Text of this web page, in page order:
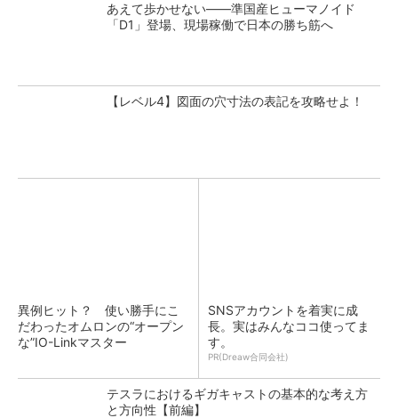
あえて歩かせない――準国産ヒューマノイド
「D1」登場、現場稼働で日本の勝ち筋へ
【レベル4】図面の穴寸法の表記を攻略せよ！
異例ヒット？ 使い勝手にこ
だわったオムロンの“オープン
な”IO-Linkマスター
SNSアカウントを着実に成
長。実はみんなココ使ってま
す。
PR(Dreaw合同会社)
テスラにおけるギガキャストの基本的な考え方
と方向性【前編】